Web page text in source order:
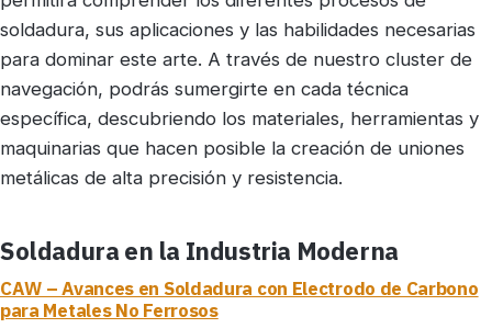
soldadura, sus aplicaciones y las habilidades necesarias
para dominar este arte. A través de nuestro cluster de
navegación, podrás sumergirte en cada técnica
específica, descubriendo los materiales, herramientas y
maquinarias que hacen posible la creación de uniones
metálicas de alta precisión y resistencia.
Soldadura en la Industria Moderna
CAW – Avances en Soldadura con Electrodo de Carbono
para Metales No Ferrosos